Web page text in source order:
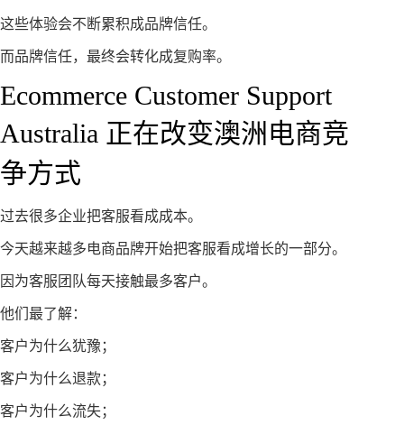
这些体验会不断累积成品牌信任。
而品牌信任，最终会转化成复购率。
Ecommerce Customer Support
Australia 正在改变澳洲电商竞
争方式
过去很多企业把客服看成成本。
今天越来越多电商品牌开始把客服看成增长的一部分。
因为客服团队每天接触最多客户。
他们最了解：
客户为什么犹豫；
客户为什么退款；
客户为什么流失；